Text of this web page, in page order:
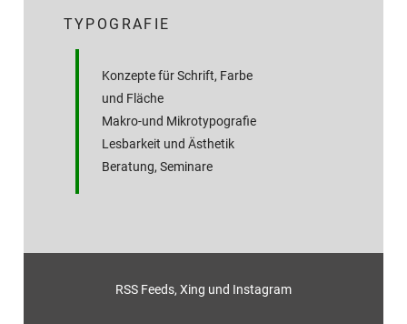
TYPOGRAFIE
Konzepte für Schrift, Farbe
und Fläche
Makro-und Mikrotypografie
Lesbarkeit und Ästhetik
Beratung, Seminare
RSS Feeds, Xing und Instagram